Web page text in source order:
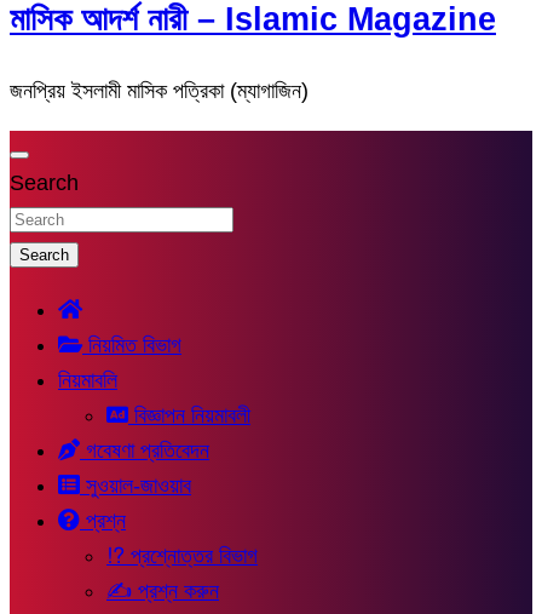
মাসিক আদর্শ নারী – Islamic Magazine
জনপ্রিয় ইসলামী মাসিক পত্রিকা (ম্যাগাজিন)
Search
Search
নিয়মিত বিভাগ
নিয়মাবলি
বিজ্ঞাপন নিয়মাবলী
গবেষণা প্রতিবেদন
সুওয়াল-জাওয়াব
প্রশ্ন
⁉ প্রশ্নোত্তর বিভাগ
✍ প্রশ্ন করুন